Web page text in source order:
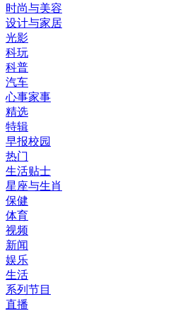
时尚与美容
设计与家居
光影
科玩
科普
汽车
心事家事
精选
特辑
早报校园
热门
生活贴士
星座与生肖
保健
体育
视频
新闻
娱乐
生活
系列节目
直播